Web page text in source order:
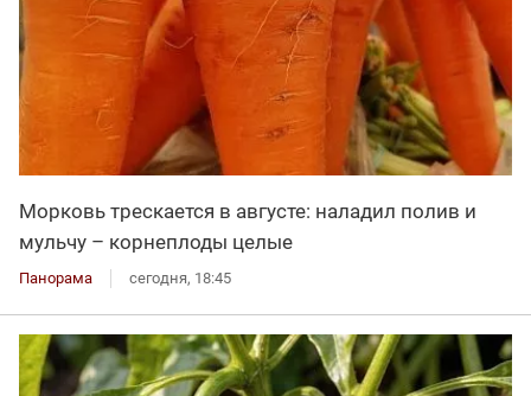
Морковь трескается в августе: наладил полив и
мульчу – корнеплоды целые
Панорама сегодня, 18:45